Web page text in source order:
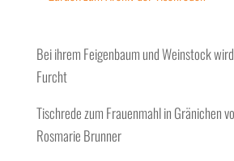
Bei ihrem Feigenbaum und Weinstock
Furcht
Tischrede zum Frauenmahl in Gränichen
Rosmarie Brunner